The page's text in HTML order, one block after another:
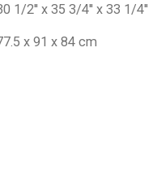
1/2'' x 35 3/4'' x 33 1/4''
x 91 x 84 cm